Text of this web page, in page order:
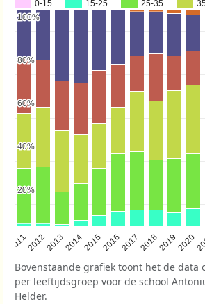
0-15 15-25 25-35
2011201220132014201520162017201820192020
20%
20%
40%
40%
60%
60%
80%
80%
100%
100%
Bovenstaande grafiek toont het de data
per leeftijdsgroep voor de school
Helder.